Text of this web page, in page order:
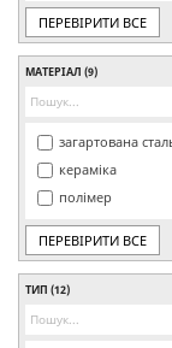
ПЕРЕВІРИТИ ВСЕ
МАТЕРІАЛ (9)
загартована
кераміка
полімер
ПЕРЕВІРИТИ ВСЕ
ТИП (12)